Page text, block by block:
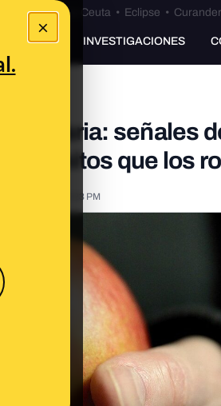
×
Ceuta•Bulos Ceuta • Eclipse •
INVESTIGACIONES
señales
mitos que los
30, 2020, 2:23:23 PM